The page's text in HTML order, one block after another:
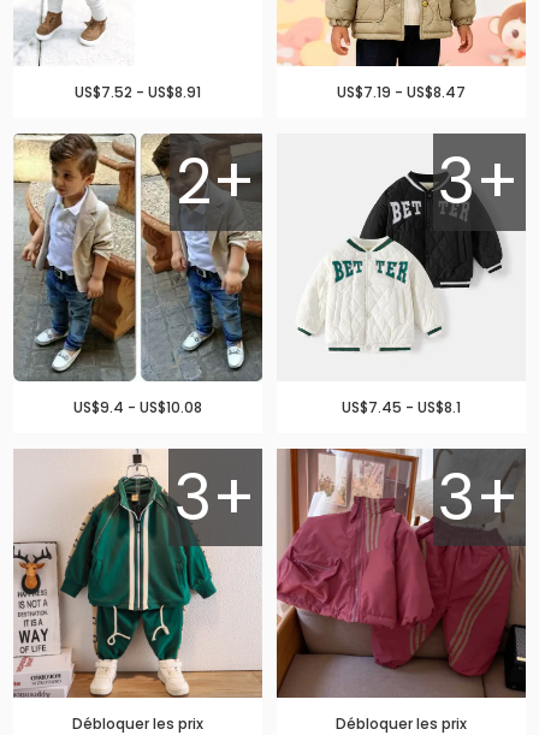
US$7.52 - US$8.91 US$7.19 - US$8.47
2+
US$9.4 - US$10.08
3+
US$7.45 - US$8.1
3+
Débloquer les prix
3+
Débloquer les prix